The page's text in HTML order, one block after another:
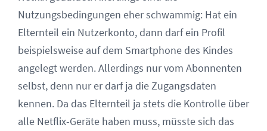
Nutzungsbedingungen eher schwammig: Hat ein
Elternteil ein Nutzerkonto, dann darf ein Profil
beispielsweise auf dem Smartphone des Kindes
angelegt werden. Allerdings nur vom Abonnenten
selbst, denn nur er darf ja die Zugangsdaten
kennen. Da das Elternteil ja stets die Kontrolle über
alle Netflix-Geräte haben muss, müsste sich das